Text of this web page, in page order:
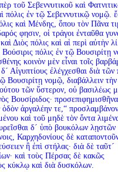
τοῦ Σεβεννυτικοῦ καὶ
πόλις ἐν τῷ Σεβεννυτικῷ νομῷ.
καὶ Μένδης, ὅπου τὸν Πᾶνα
φησιν, οἱ τράγοι ἐνταῦθα
Διὸς πόλις καὶ αἱ περὶ αὐτὴν
πόλις ἐν τῷ Βουσιρίτῃ
κοινὸν μὲν εἶναι τοῖς
Αἰγυπτίους ἐλέγχεσθαι διὰ τῶν
Βουσιρίτῃ νομῷ, διαβάλλειν τὴν
τῶν ὕστερον, οὐ βασιλέως
Βουσίριδος·
ὁδὸν ἀργαλέην τε,“
καὶ τοῦ μηδὲ τὸν ὄντα
δ´ ὑπὸ βουκόλων λῃστῶν
Καρχηδονίους δὲ
ἢ ἐπὶ στήλας· διὰ δὲ ταῦτ´
καὶ τοὺς Πέρσας δὲ κακῶς
κύκλῳ καὶ διὰ δυσκόλων.